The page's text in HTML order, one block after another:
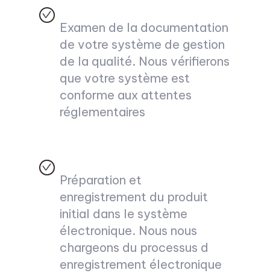
Examen de la documentation
de votre système de gestion
de la qualité. Nous vérifierons
que votre système est
conforme aux attentes
réglementaires
Préparation et
enregistrement du produit
initial dans le système
électronique. Nous nous
chargeons du processus d
enregistrement électronique